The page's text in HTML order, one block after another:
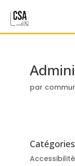
par
Catégories
Accessibilité